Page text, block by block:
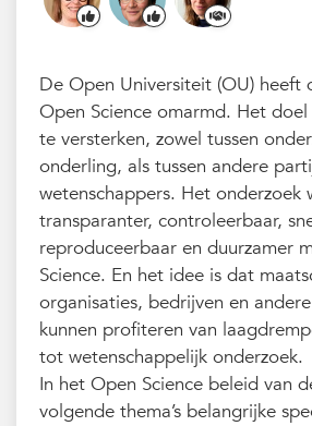
De Open Universiteit (OU) heeft
Open Science omarmd. Het doel
te versterken, zowel tussen
onderling, als tussen andere
wetenschappers. Het onderzoek
transparanter, controleerbaar,
reproduceerbaar en duurzamer
Science. En het idee is dat
organisaties, bedrijven en
kunnen profiteren van
tot wetenschappelijk onderzoek.
In het Open Science beleid van
volgende thema’s belangrijke